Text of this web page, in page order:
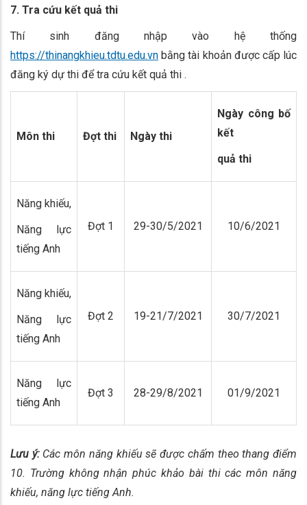
7. Tra cứu kết quả thi
Thí sinh đăng nhập vào hệ thống
https://thinangkhieu.tdtu.edu.vn bằng tài khoản được cấp lúc
đăng ký dự thi để tra cứu kết quả thi .
Môn thi Đợt thi Ngày thi
Ngày công bố
kết
quả thi
Năng khiếu,
Năng lực
tiếng Anh
Đợt 1 29-30/5/2021 10/6/2021
Năng khiếu,
Năng lực
tiếng Anh
Đợt 2 19-21/7/2021 30/7/2021
Năng lực
tiếng Anh
Đợt 3 28-29/8/2021 01/9/2021
Lưu ý:Các môn năng khiếu sẽ được chấm theo thang điểm
10. Trường không nhận phúc khảo bài thi các môn năng
khiếu, năng lực tiếng Anh.